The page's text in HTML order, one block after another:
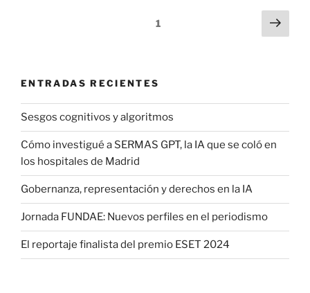
Página1
ENTRADAS RECIENTES
Sesgos cognitivos y algoritmos
Cómo investigué a SERMAS GPT, la IA que se coló en
los hospitales de Madrid
Gobernanza, representación y derechos en la IA
Jornada FUNDAE: Nuevos perfiles en el periodismo
El reportaje finalista del premio ESET 2024